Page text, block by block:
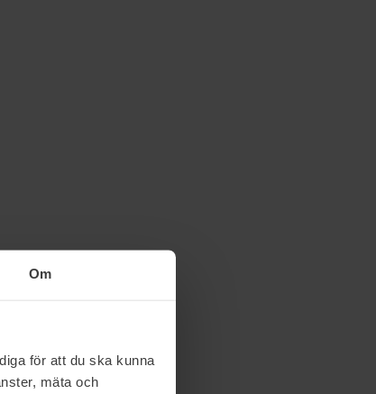
Om
för att du ska kunna
mäta och